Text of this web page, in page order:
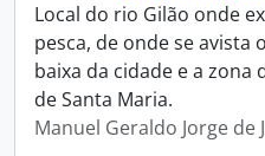
Local do rio Gilão onde
pesca, de onde se avista
baixa da cidade e a zona
de Santa Maria.
Manuel Geraldo Jorge de